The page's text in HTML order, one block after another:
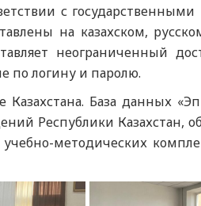
с
на казахском,
неограниченный
по логину и паролю.
База данных
Республики Казахстан,
методических